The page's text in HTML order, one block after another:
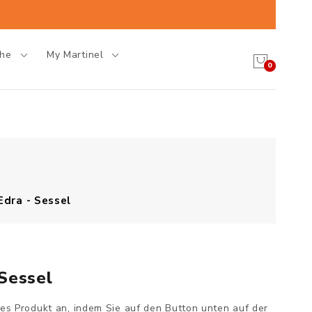
My Martinel
0
- Sessel
Produkt an, indem Sie auf den Button unten auf der